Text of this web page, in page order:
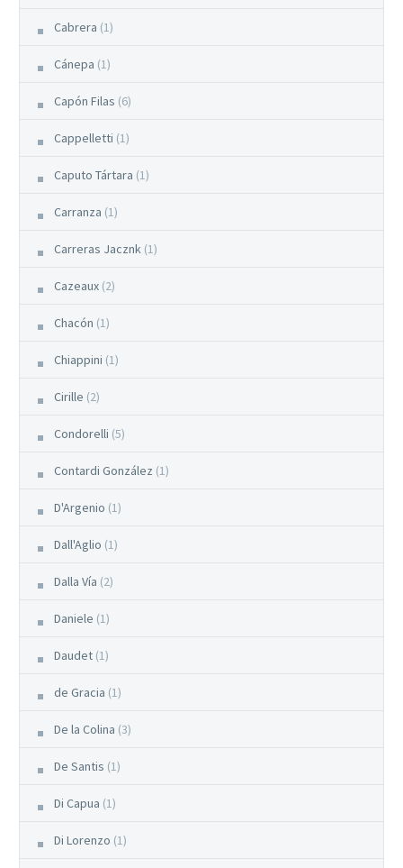
Cabrera (1)
Cánepa (1)
Capón Filas (6)
Cappelletti (1)
Caputo Tártara (1)
Carranza (1)
Carreras Jacznk (1)
Cazeaux (2)
Chacón (1)
Chiappini (1)
Cirille (2)
Condorelli (5)
Contardi González (1)
D'Argenio (1)
Dall'Aglio (1)
Dalla Vía (2)
Daniele (1)
Daudet (1)
de Gracia (1)
De la Colina (3)
De Santis (1)
Di Capua (1)
Di Lorenzo (1)